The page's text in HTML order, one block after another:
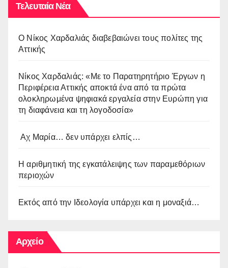
Τελευταία Νέα
O Νίκος Χαρδαλιάς διαβεβαιώνει τους πολίτες της
Αττικής
Νίκος Χαρδαλιάς: «Με το Παρατηρητήριο Έργων η
Περιφέρεια Αττικής αποκτά ένα από τα πρώτα
ολοκληρωμένα ψηφιακά εργαλεία στην Ευρώπη για
τη διαφάνεια και τη λογοδοσία»
Αχ Μαρία… δεν υπάρχει ελπίς…
Η αριθμητική της εγκατάλειψης των παραμεθόριων
περιοχών
Εκτός από την Ιδεολογία υπάρχει και η μοναξιά…
Αρχείο